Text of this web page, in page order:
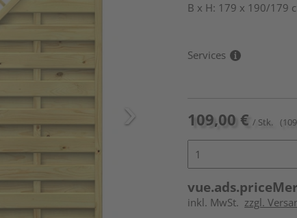
B x H: 179 x 190/179
Services
109,00 € / Stk.
inkl. MwSt. zzgl.